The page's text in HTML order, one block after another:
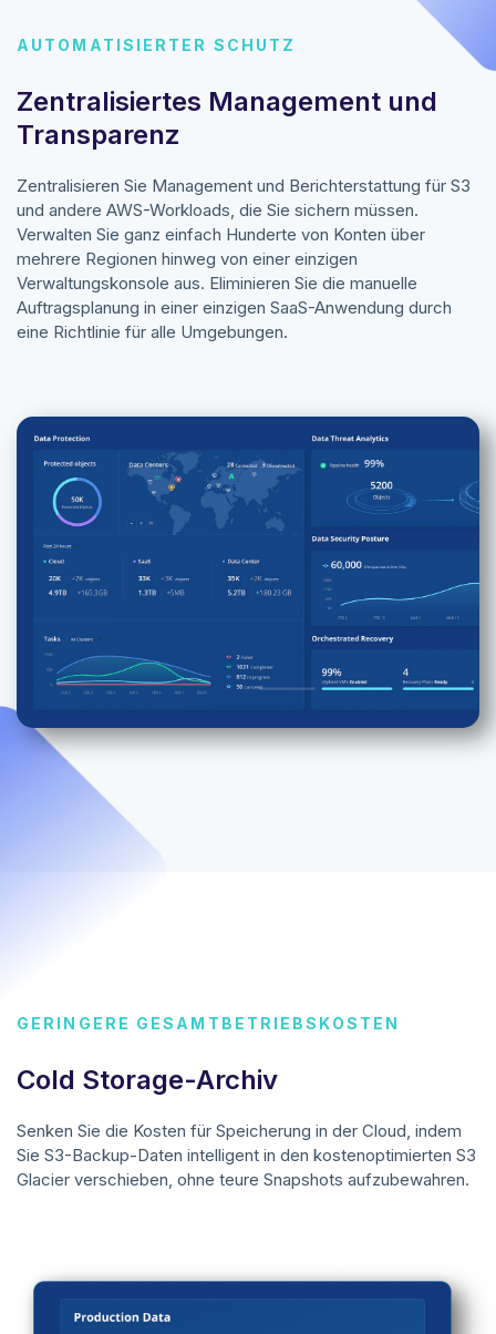
AUTOMATISIERTER SCHUTZ
Zentralisiertes Management und
Transparenz
Zentralisieren Sie Management und Berichterstattung für S3
und andere AWS-Workloads, die Sie sichern müssen.
Verwalten Sie ganz einfach Hunderte von Konten über
mehrere Regionen hinweg von einer einzigen
Verwaltungskonsole aus. Eliminieren Sie die manuelle
Auftragsplanung in einer einzigen SaaS-Anwendung durch
eine Richtlinie für alle Umgebungen.
GERINGERE GESAMTBETRIEBSKOSTEN
Cold Storage-Archiv
Senken Sie die Kosten für Speicherung in der Cloud, indem
Sie S3-Backup-Daten intelligent in den kostenoptimierten S3
Glacier verschieben, ohne teure Snapshots aufzubewahren.